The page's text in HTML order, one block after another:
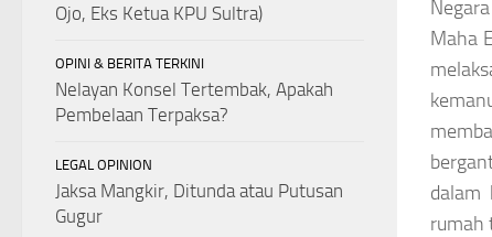
Maha
dalam
rumah
Ojo, Eks Ketua KPU Sultra)
OPINI & BERITA TERKINI
Nelayan Konsel Tertembak, Apakah
Pembelaan Terpaksa?
LEGAL OPINION
Jaksa Mangkir, Ditunda atau Putusan
Gugur